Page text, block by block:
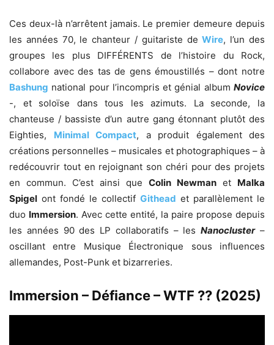
Ces deux-là n’arrêtent jamais. Le premier demeure depuis
les années 70, le chanteur / guitariste deWire, l’un des
groupes les plus DIFFÉRENTS de l’histoire du Rock,
collabore avec des tas de gens émoustillés – dont notre
Bashung national pour l’incompris et génial album Novice
-, et soloïse dans tous les azimuts. La seconde, la
chanteuse / bassiste d’un autre gang étonnant plutôt des
Eighties, Minimal Compact, a produit également des
créations personnelles – musicales et photographiques – à
redécouvrir tout en rejoignant son chéri pour des projets
en commun. C’est ainsi que Colin Newman et Malka
Spigel ont fondé le collectif Githead et parallèlement le
duo Immersion. Avec cette entité, la paire propose depuis
les années 90 des LP collaboratifs – lesNanocluster–
oscillant entre Musique Électronique sous influences
allemandes, Post-Punk et bizarreries.
Immersion – Défiance – WTF ?? (2025)